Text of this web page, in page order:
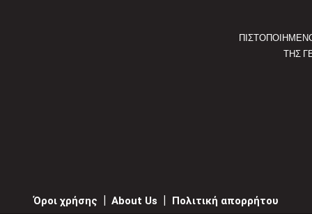
ΤΗΣ
Όροι χρήσης About Us Πολιτική απορρήτου